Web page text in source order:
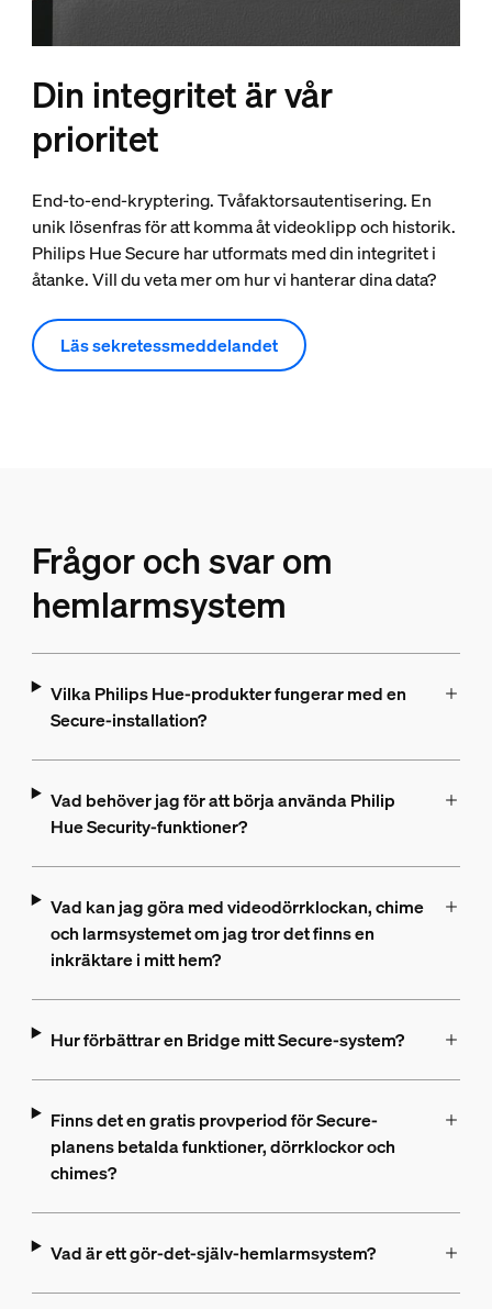
Din integritet är vår
prioritet
End-to-end-kryptering. Tvåfaktorsautentisering. En
unik lösenfras för att komma åt videoklipp och historik.
Philips Hue Secure har utformats med din integritet i
åtanke. Vill du veta mer om hur vi hanterar dina data?
Läs sekretessmeddelandet
Frågor och svar om
hemlarmsystem
Vilka Philips Hue-produkter fungerar med en
Secure-installation?
Vad behöver jag för att börja använda Philip
Hue Security-funktioner?
Vad kan jag göra med videodörrklockan, chime
och larmsystemet om jag tror det finns en
inkräktare i mitt hem?
Hur förbättrar en Bridge mitt Secure-system?
Finns det en gratis provperiod för Secure-
planens betalda funktioner, dörrklockor och
chimes?
Vad är ett gör-det-själv-hemlarmsystem?